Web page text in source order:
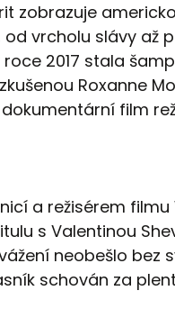
zobrazuje
vrcholu slávy až
2017 stala
Roxanne
film
a režisérem
s Valentinou
neobešlo bez
schován za